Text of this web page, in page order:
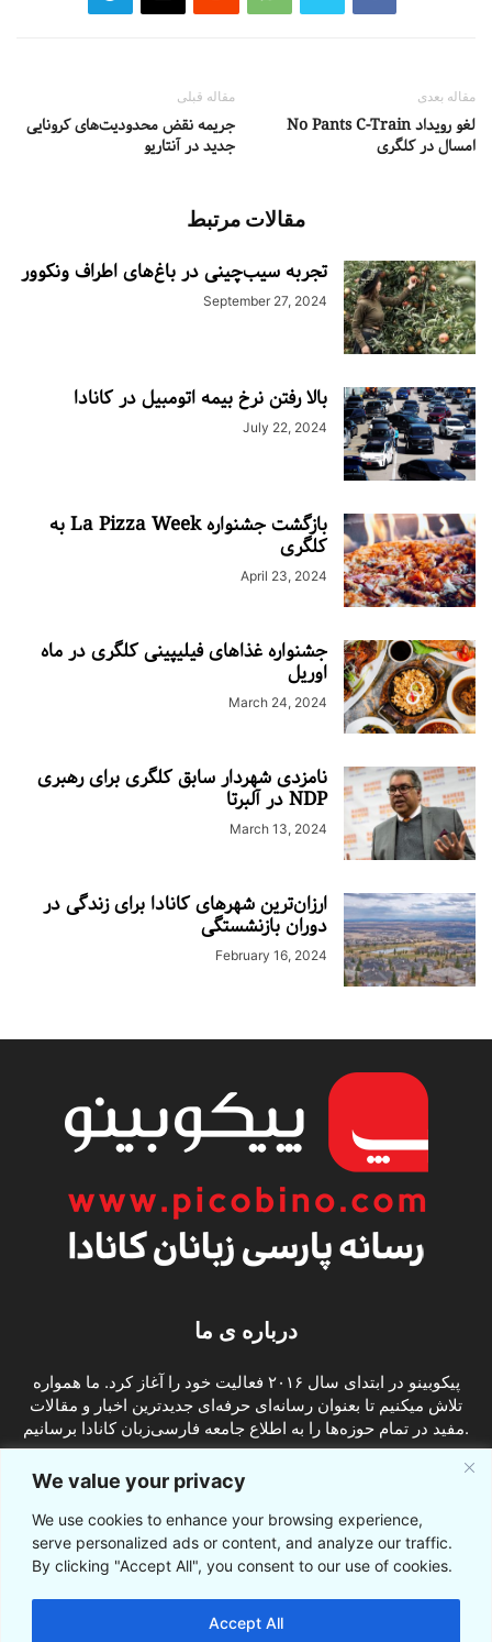
We value your privacy
We use cookies to enhance your browsing experience,
serve personalized ads or content, and analyze our traffic.
By clicking "Accept All", you consent to our use of cookies.
Accept All
مقاله قبلی
جریمه نقض محدودیت‌های کرونایی
جدید در آنتاریو
مقاله بعدی
لغو رویداد No Pants C-Train
امسال در کلگری
مقالات مرتبط
تجربه سیب‌چینی در باغ‌های اطراف ونکوور
September 27, 2024
بالا رفتن نرخ بیمه اتومبیل در کانادا
July 22, 2024
بازگشت جشنواره La Pizza Week به
کلگری
April 23, 2024
جشنواره غذاهای فیلیپینی کلگری در ماه
اوریل
March 24, 2024
نامزدی شهردار سابق کلگری برای رهبری
NDP در آلبرتا
March 13, 2024
ارزان‌ترین شهرهای کانادا برای زندگی در
دوران بازنشستگی
February 16, 2024
درباره ی ما
پیکوبینو در ابتدای سال ۲۰۱۶ فعالیت خود را آغاز کرد. ما همواره
تلاش میکنیم تا بعنوان رسانه‌ای حرفه‌ای جدیدترین اخبار و مقالات
مفید در تمام حوزه‌ها را به اطلاع جامعه فارسی‌زبان کانادا برسانیم.
ما را دنبال کنید